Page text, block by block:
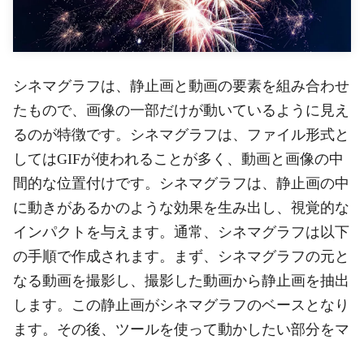
シネマグラフは、静止画と動画の要素を組み合わせ
たもので、画像の一部だけが動いているように見え
るのが特徴です。シネマグラフは、ファイル形式と
してはGIFが使われることが多く、動画と画像の中
間的な位置付けです。シネマグラフは、静止画の中
に動きがあるかのような効果を生み出し、視覚的な
インパクトを与えます。通常、シネマグラフは以下
の手順で作成されます。まず、シネマグラフの元と
なる動画を撮影し、撮影した動画から静止画を抽出
します。この静止画がシネマグラフのベースとなり
ます。その後、ツールを使って動かしたい部分をマ